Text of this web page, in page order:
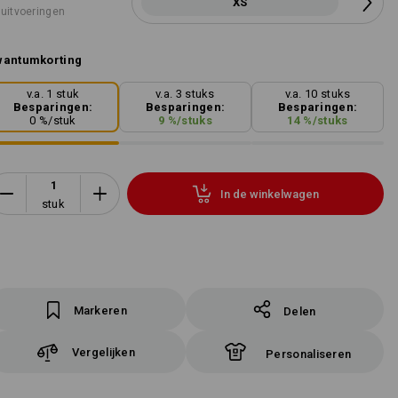
v.a. 1 stuk
Besparingen:
0 %/stuk
v.a. 3 stuks
Besparingen:
9 %/stuks
v.a. 10 stuks
Besparingen:
14 %/stuks
stuk
In de winkelwagen
Markeren Delen
Vergelijken Personaliseren